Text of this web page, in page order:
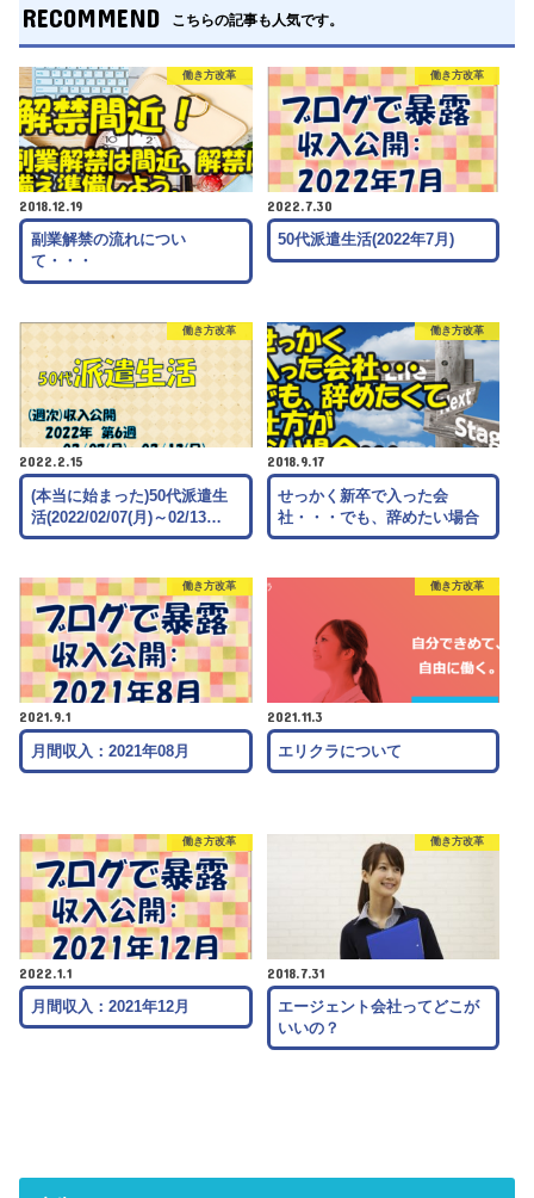
RECOMMEND こちらの記事も人気です。
働き方改革
2018.12.19
副業解禁の流れについ
て・・・
働き方改革
2022.7.30
50代派遣生活(2022年7月)
働き方改革
2022.2.15
(本当に始まった)50代派遣生
活(2022/02/07(月)～02/13…
働き方改革
2018.9.17
せっかく新卒で入った会
社・・・でも、辞めたい場合
働き方改革
2021.9.1
月間収入：2021年08月
働き方改革
2021.11.3
エリクラについて
働き方改革
2022.1.1
月間収入：2021年12月
働き方改革
2018.7.31
エージェント会社ってどこが
いいの？